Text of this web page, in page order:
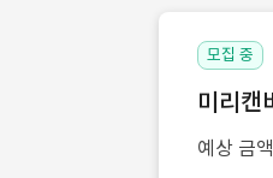
모집 중
미리캔
예상 금액